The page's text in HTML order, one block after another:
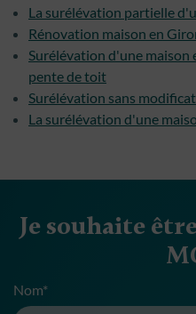
La surélévation partielle
Rénovation maison en
Surélévation d'une maison
pente de toit
Surélévation sans
La surélévation d'une
Je souhaite
Nom*